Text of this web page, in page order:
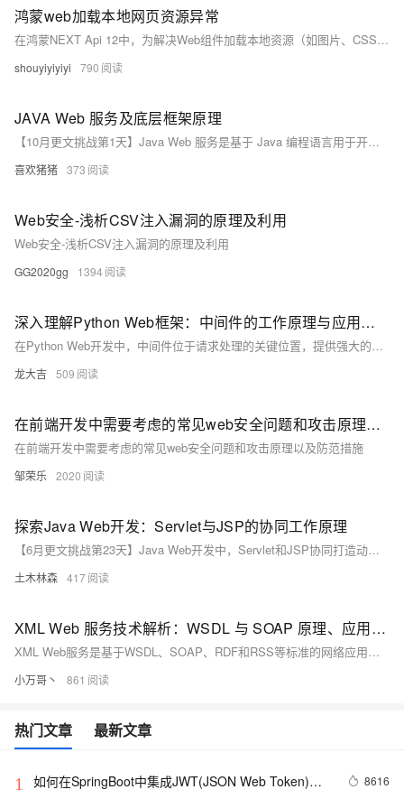
鸿蒙web加载本地网页资源异常
在鸿蒙NEXT Api 12中，为解决Web组件加载本地资源（如图片、CSS等）失败的问题，我们采用拦截机制。具体步骤如下： 1. **替换路径**：通过正则表达式将HTML和CSS中的资源路径替换为带有标记的URL（如`http://local`），以便后续识别。 2. **拦截与返回**：在资源加载时，拦截带有标记的URL，读取对应的本地文件并返回给Web组件。此过程确保了本地资源能正确加载和显示。 代码实现包括路径替换、资源拦截及响应构建，确保Web页面能够顺利加载本地资源。
shouyiyiyiyi 790
JAVA Web 服务及底层框架原理
【10月更文挑战第1天】Java Web 服务是基于 Java 编程语言用于开发分布式网络应用程序的一种技术。它通常运行在 Web 服务器上，并通过 HTTP 协议与客户端进行通信。
喜欢猪猪 373
Web安全-浅析CSV注入漏洞的原理及利用
Web安全-浅析CSV注入漏洞的原理及利用
GG2020gg 1394
深入理解Python Web框架：中间件的工作原理与应用策略
在Python Web开发中，中间件位于请求处理的关键位置，提供强大的扩展能力。本文通过问答形式，探讨中间件的工作原理、应用场景及实践策略，并以Flask和Django为例展示具体实现。中间件可以在请求到达视图前或响应返回后执行代码，实现日志记录、权限验证等功能。Flask通过装饰器模拟中间件行为，而Django则提供官方中间件系统，允许在不同阶段扩展功能。合理制定中间件策略能显著提升应用的灵活性和可扩展性。
龙大吉 509
在前端开发中需要考虑的常见web安全问题和攻击原理以及防范措施
在前端开发中需要考虑的常见web安全问题和攻击原理以及防范措施
邹荣乐 2020
探索Java Web开发：Servlet与JSP的协同工作原理
【6月更文挑战第23天】Java Web开发中，Servlet和JSP协同打造动态网站。Servlet是服务器端的Java程序，处理HTTP请求并执行复杂逻辑；JSP则结合HTML和Java，生成动态内容。Servlet通过`doGet()`等方法响应请求，JSP在首次请求时编译成Servlet。两者常搭配使用，Servlet处理业务，JSP专注展示，通过`RequestDispatcher`转发实现数据渲染。这种组合是Java Web应用的基础，即使新技术涌现，其价值仍然重要，为开发者提供了强大的工具集。
土木林森 417
XML Web 服务技术解析：WSDL 与 SOAP 原理、应用案例一览
XML Web服务是基于WSDL、SOAP、RDF和RSS等标准的网络应用程序组件技术。WSDL描述服务接口和消息格式，SOAP用于结构化信息交换，RDF描述网络资源，RSS则用于发布网站更新。Web服务特点是自包含、自描述，基于开放协议，可重用且能连接现有软件。WSDL文档包含`types`、`message`、`portType`和`binding`元素，定义服务操作和协议。SOAP协议规定消息格式，通过HTTP等传输。
小万哥丶 861
热门文章 最新文章
1
如何在SpringBoot中集成JWT(JSON Web Token)鉴
8616